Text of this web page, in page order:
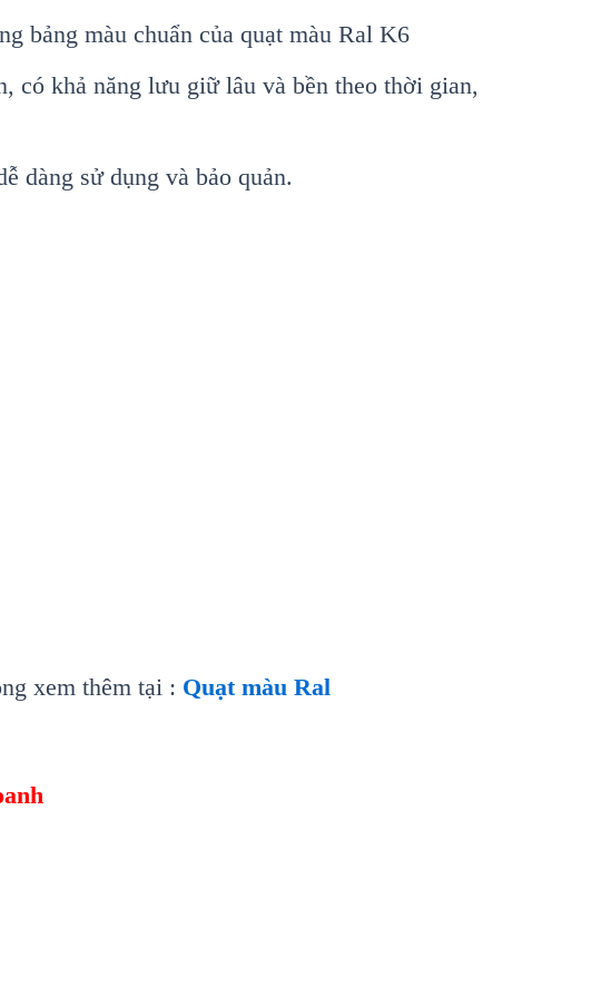
bảng màu chuẩn của quạt màu Ral K6
có khả năng lưu giữ lâu và bền theo thời gian,
dàng sử dụng và bảo quản.
xem thêm tại : Quạt màu Ral